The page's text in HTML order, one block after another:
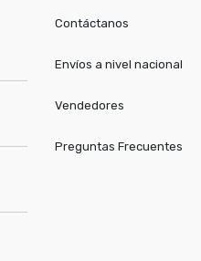
Contáctanos
Envíos a nivel nacional
Vendedores
Preguntas Frecuentes